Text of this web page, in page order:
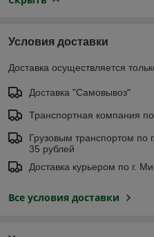
Условия доставки
Доставка осуществляется
Доставка "Самовывоз"
Транспортная компания
Грузовым транспортом по
35 рублей
Доставка курьером по г.
Все условия доставки